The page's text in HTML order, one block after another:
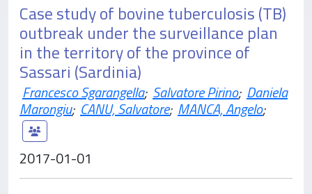
Case study of bovine tuberculosis (TB)
outbreak under the surveillance plan
in the territory of the province of
Sassari (Sardinia)
Francesco Sgarangella; Salvatore Pirino; Daniela
Marongiu; CANU, Salvatore; MANCA, Angelo;
2017-01-01